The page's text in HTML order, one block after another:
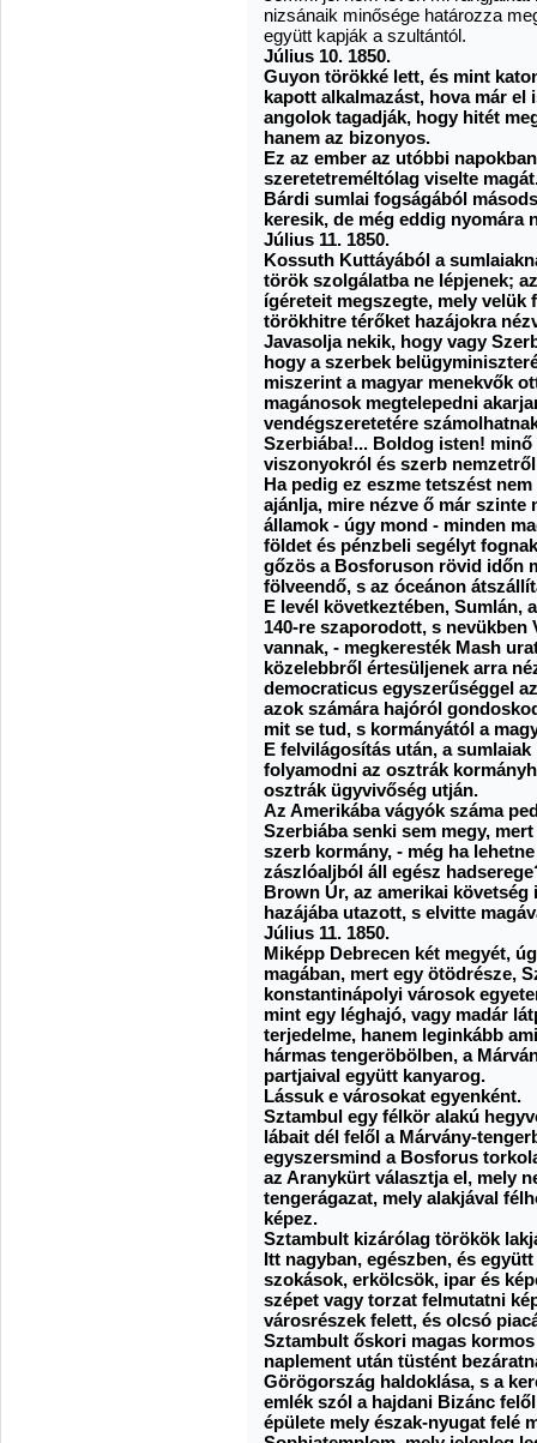
nizsánaik minősége határozza
együtt kapják a szultántól.
Július 10. 1850.
Guyon törökké lett, és mint
kapott alkalmazást, hova már
angolok tagadják, hogy hitét
hanem az bizonyos.
Ez az ember az utóbbi
szeretetreméltólag viselte
Bárdi sumlai fogságából
keresik, de még eddig nyomára
Július 11. 1850.
Kossuth Kuttáyából a
török szolgálatba ne lépjenek;
ígéreteit megszegte, mely velük
törökhitre térőket hazájokra
Javasolja nekik, hogy vagy
hogy a szerbek
miszerint a magyar menekvők
magánosok megtelepedni
vendégszeretetére
Szerbiába!... Boldog isten!
viszonyokról és szerb
Ha pedig ez eszme tetszést
ajánlja, mire nézve ő már szinte
államok - úgy mond - minden
földet és pénzbeli segélyt
gőzös a Bosforuson rövid időn
fölveendő, s az óceánon
E levél következtében, Sumlán,
140-re szaporodott, s
vannak, - megkeresték Mash
közelebbről értesüljenek arra
democraticus egyszerűséggel
azok számára hajóról
mit se tud, s kormányától a
E felvilágosítás után, a
folyamodni az osztrák
osztrák ügyvivőség utján.
Az Amerikába vágyók száma
Szerbiába senki sem megy,
szerb kormány, - még ha
zászlóaljból áll egész
Brown Úr, az amerikai
hazájába utazott, s elvitte
Július 11. 1850.
Miképp Debrecen két megyét,
magában, mert egy ötödrésze,
konstantinápolyi városok
mint egy léghajó, vagy madár
terjedelme, hanem leginkább
hármas tengeröbölben, a
partjaival együtt kanyarog.
Lássuk e városokat egyenként.
Sztambul egy félkör alakú
lábait dél felől a Márvány-
egyszersmind a Bosforus
az Aranykürt választja el, mely
tengerágazat, mely alakjával
képez.
Sztambult kizárólag törökök
Itt nagyban, egészben, és
szokások, erkölcsök, ipar és
szépet vagy torzat felmutatni
városrészek felett, és olcsó
Sztambult őskori magas
naplement után tüstént
Görögország haldoklása, s a
emlék szól a hajdani Bizánc
épülete mely észak-nyugat felé